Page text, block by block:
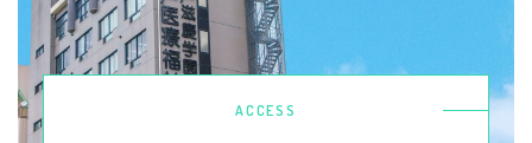
ACCESS